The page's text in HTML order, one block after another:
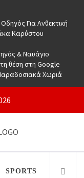
Για Ανθεκτική
Καρύστου
& Ναυάγιο
θέση στη Google
Χωριά
SPORTS